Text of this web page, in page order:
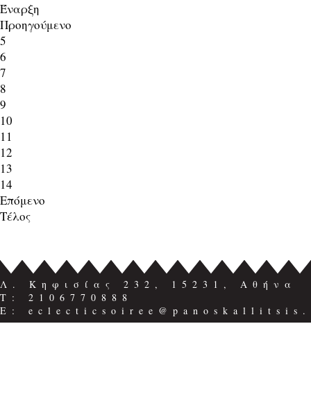
Έναρξη
Προηγούμενο
5
6
7
8
9
10
11
12
13
14
Επόμενο
Τέλος
Λ. Κηφισίας 232, 15231, Αθήνα
Τ: 2106770888
E: